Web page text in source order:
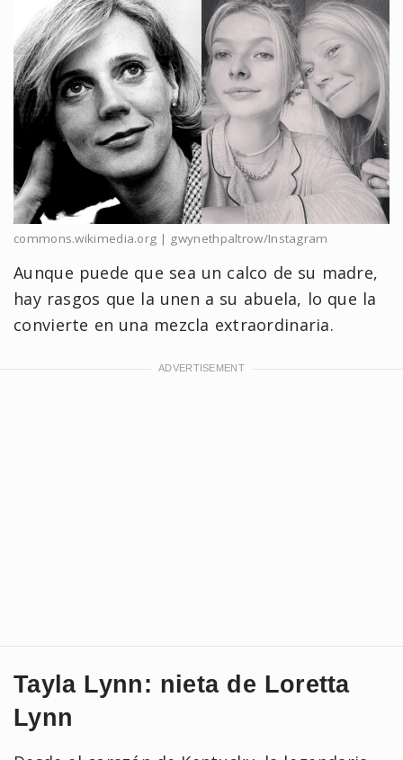
commons.wikimedia.org | gwynethpaltrow/Instagram
Aunque puede que sea un calco de su madre,
hay rasgos que la unen a su abuela, lo que la
convierte en una mezcla extraordinaria.
Tayla Lynn: nieta de Loretta
Lynn